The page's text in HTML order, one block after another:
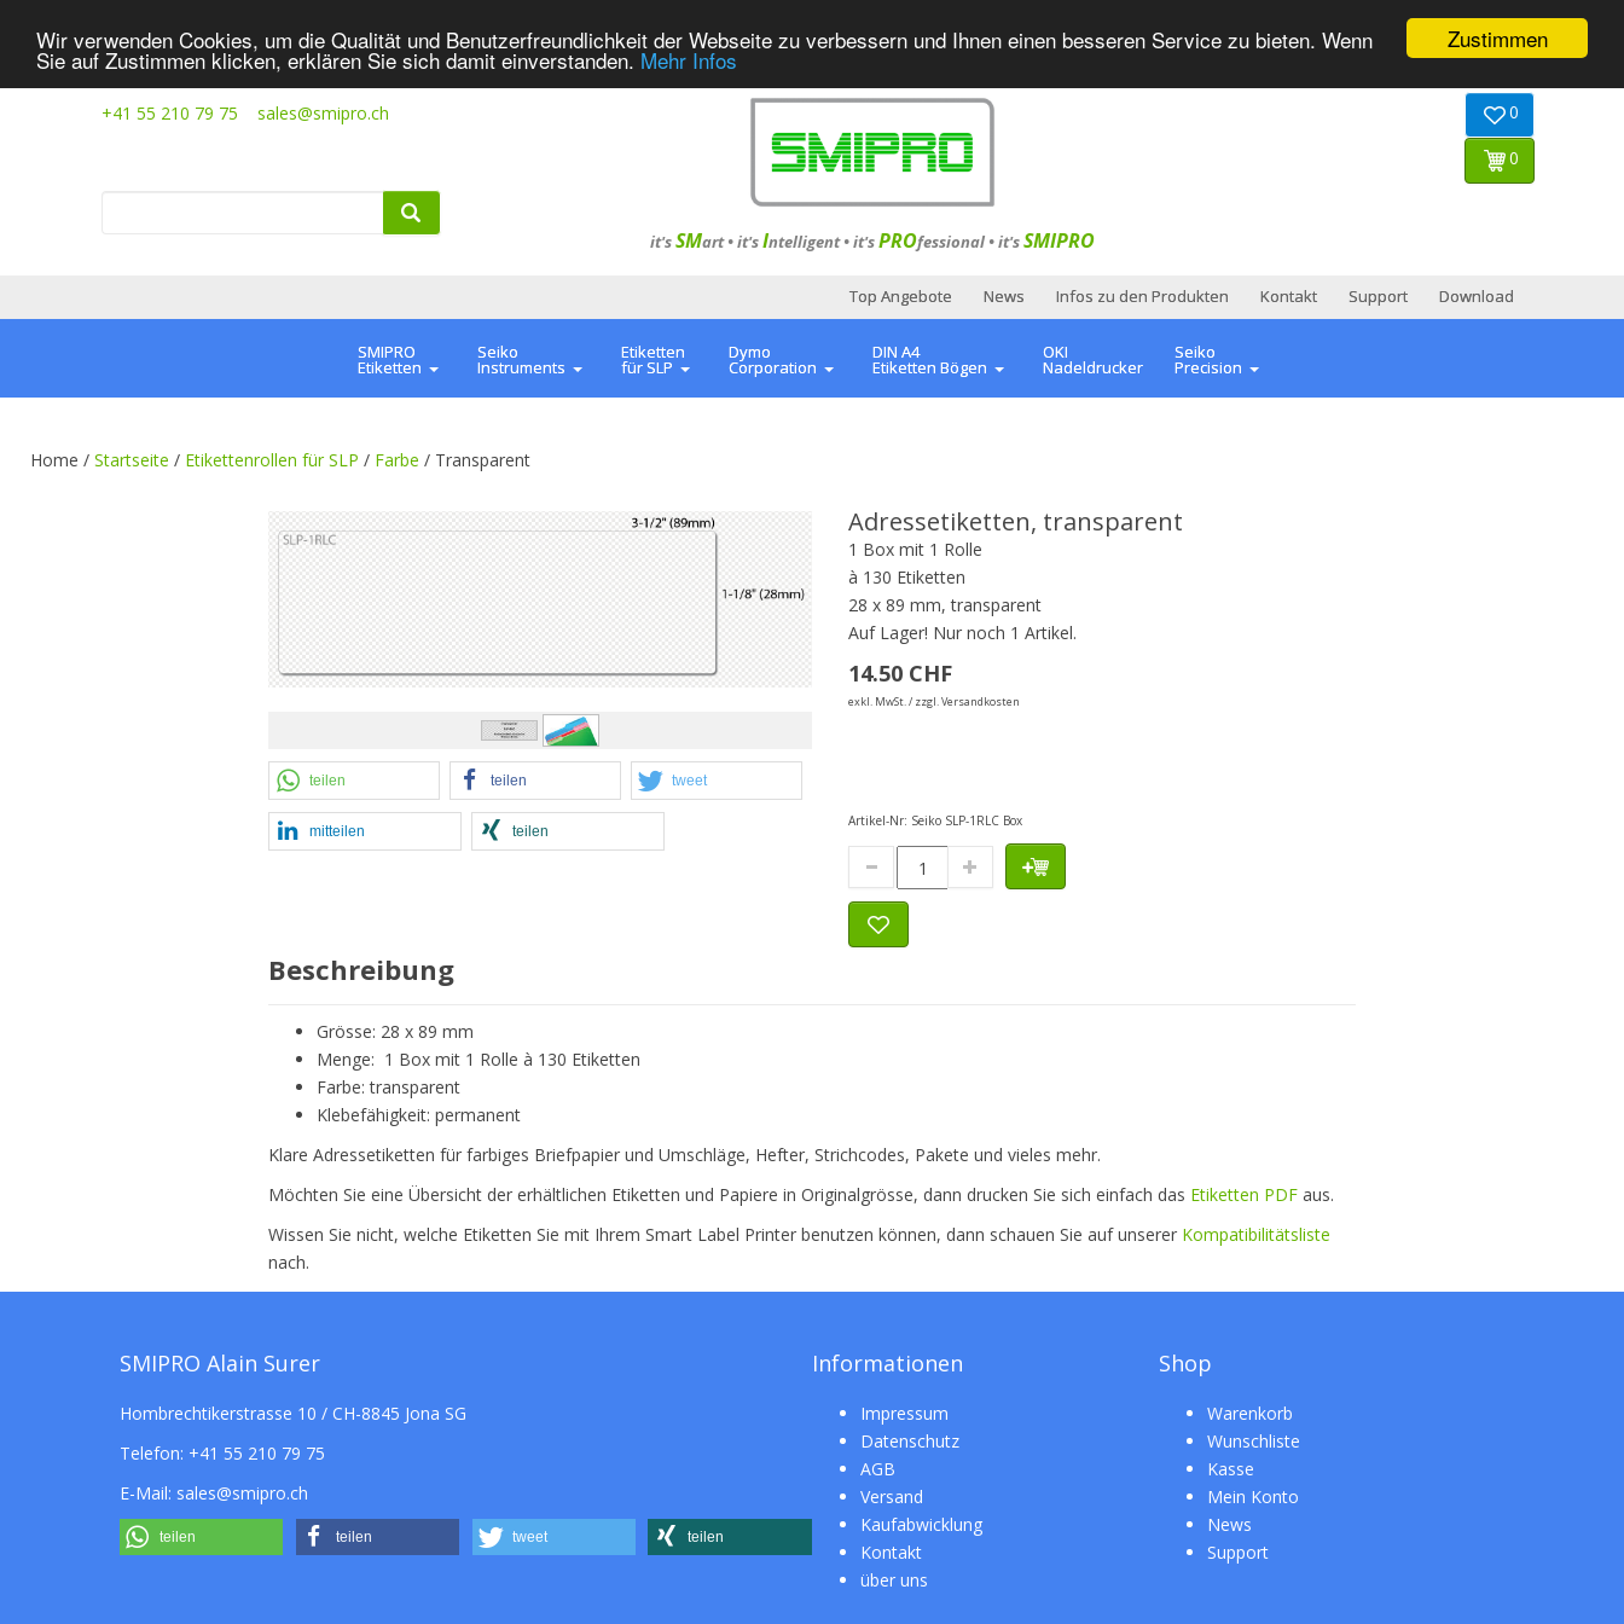
Zustimmen
Wir verwenden Cookies, um die Qualität und Benutzerfreundlichkeit der Webseite zu verbessern und Ihnen einen besseren Service zu bieten. Wenn
Sie auf Zustimmen klicken, erklären Sie sich damit einverstanden. Mehr Infos
+41 55 210 79 75 sales@smipro.ch
it'sSMart •it'sIntelligent•it'sPROfessional•it'sSMIPRO
0
0
Top Angebote News Infos zu den Produkten Kontakt Support Download
SMIPRO
Etiketten
Seiko
Instruments
Etiketten
für SLP
Dymo
Corporation
DIN A4
Etiketten Bögen
OKI
Nadeldrucker
Seiko
Precision
Home / Startseite / Etikettenrollen für SLP / Farbe / Transparent
teilen teilen tweet
mitteilen teilen
Adressetiketten, transparent
1 Box mit 1 Rolle
à 130 Etiketten
28 x 89 mm, transparent
Auf Lager! Nur noch 1 Artikel.
14.50 CHF
exkl. MwSt. / zzgl. Versandkosten
Artikel-Nr: Seiko SLP-1RLC Box
Beschreibung
Grösse: 28 x 89 mm
Menge: 1 Box mit 1 Rolle à 130 Etiketten
Farbe: transparent
Klebefähigkeit: permanent
Klare Adressetiketten für farbiges Briefpapier und Umschläge, Hefter, Strichcodes, Pakete und vieles mehr.
Möchten Sie eine Übersicht der erhältlichen Etiketten und Papiere in Originalgrösse, dann drucken Sie sich einfach das Etiketten PDF aus.
Wissen Sie nicht, welche Etiketten Sie mit Ihrem Smart Label Printer benutzen können, dann schauen Sie auf unserer Kompatibilitätsliste
nach.
SMIPRO Alain Surer
Hombrechtikerstrasse 10 / CH-8845 Jona SG
Telefon: +41 55 210 79 75
E-Mail: sales@smipro.ch
teilen teilen tweet teilen
Informationen
Impressum
Datenschutz
AGB
Versand
Kaufabwicklung
Kontakt
über uns
Shop
Warenkorb
Wunschliste
Kasse
Mein Konto
News
Support